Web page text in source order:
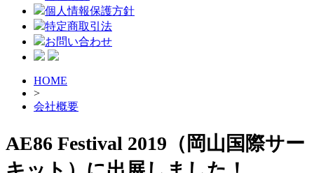
個人情報保護方針
特定商取引法
お問い合わせ
HOME
>
会社概要
AE86 Festival 2019（岡山国際サー